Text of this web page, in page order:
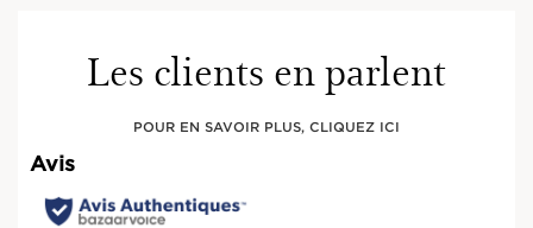
Les clients en parlent
POUR EN SAVOIR PLUS, CLIQUEZ ICI